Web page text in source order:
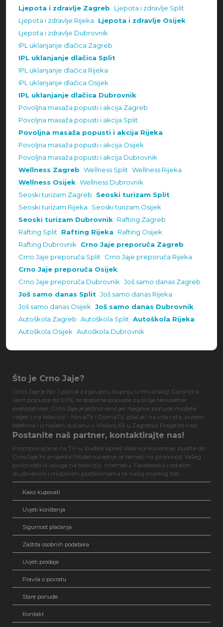
Ljepota i zdravlje Zagreb
Ljepota i zdravlje Split
Ljepota i zdravlje Rijeka
Ljepota i zdravlje Osijek
Ljepota i zdravlje Dubrovnik
IPL uklanjanje dlačica Zagreb
IPL uklanjanje dlačica Split
IPL uklanjanje dlačica Rijeka
IPL uklanjanje dlačica Osijek
IPL uklanjanje dlačica Dubrovnik
Povoljna masaža popusti i akcija Zagreb
Povoljna masaža popusti i akcija Split
Povoljna masaža popusti i akcija Rijeka
Povoljna masaža popusti i akcija Osijek
Povoljna masaža popusti i akcija Dubrovnik
Wellness Zagreb Wellness Split Wellness Rijeka
Wellness Osijek Wellness Dubrovnik
Seoski turizam Zagreb
Seoski turizam Split
Seoski turizam Rijeka
Seoski turizam Osijek
Seoski turizam Dubrovnik Rafting Zagreb
Rafting Split Rafting Rijeka
Rafting Osijek
Rafting Dubrovnik Crno Jaje preporuča Zagreb
Crno Jaje preporuča Split Crno Jaje preporuča Rijeka
Crno Jaje preporuča Osijek
Crno Jaje preporuča Dubrovnik Još samo danas Zagreb
Još samo danas Split Još samo danas Rijeka
Još samo danas Osijek Još samo danas Dubrovnik
Autoškola Zagreb Autoškola Split Autoškola Rijeka
Autoškola Osijek Autoškola Dubrovnik
Što je Crno Jaje?
Crno Jaje je No. 1 portal za grupnu kupnju u Hrvatskoj! Garantira
Vam popuste do 90%, te dodatne popuste za svoje Newsletter
pretplatnike. Crno Jaje je jedinstveno jer njegove ponude možete
vidjeti i na televiziji - NovaTV i DomaTV, plaćati na više rata, putem
telefona i u našem dućanu u Vlaškoj 63 u Zagrebu! Posjetite nas!
Postanite naš partner, kontaktirajte nas!
Promovirajte se na TV-u, budite ispred Vaše konkurencije, budite dio
CrnoJaje.hr projekta! Model suradnje se temelji na promociji Vašeg
proizvoda ili usluge na televiziji, internetu, Facebooku i ostalim
društvenim i mobilnim platformama te našoj mailing listi...
Kako kupovati
Uvjeti korištenja
Sigurnost plaćanja
Zaštita osobnih podataka
Uvjeti prodaje
Pravila o povratu
Stare ponude
Kontakt